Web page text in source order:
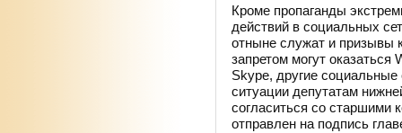
Кроме пропаганды
действий в социальных
отныне служат и призывы
запретом могут оказаться
Skype, другие
ситуации депутатам
согласиться со старшими
отправлен на подпись